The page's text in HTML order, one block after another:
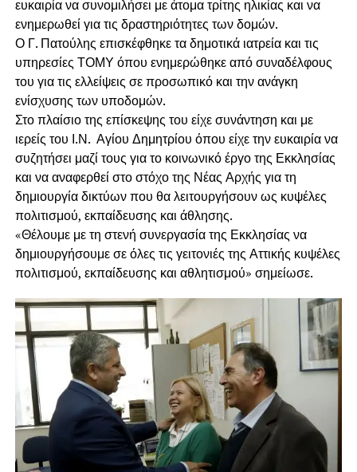
ευκαιρία να συνομιλήσει με άτομα τρίτης ηλικίας και να
ενημερωθεί για τις δραστηριότητες των δομών.
Ο Γ. Πατούλης επισκέφθηκε τα δημοτικά ιατρεία και τις
υπηρεσίες ΤΟΜΥ όπου ενημερώθηκε από συναδέλφους
του για τις ελλείψεις σε προσωπικό και την ανάγκη
ενίσχυσης των υποδομών.
Στο πλαίσιο της επίσκεψης του είχε συνάντηση και με
ιερείς του Ι.Ν. Αγίου Δημητρίου όπου είχε την ευκαιρία να
συζητήσει μαζί τους για το κοινωνικό έργο της Εκκλησίας
και να αναφερθεί στο στόχο της Νέας Αρχής για τη
δημιουργία δικτύων που θα λειτουργήσουν ως κυψέλες
πολιτισμού, εκπαίδευσης και άθλησης.
«Θέλουμε με τη στενή συνεργασία της Εκκλησίας να
δημιουργήσουμε σε όλες τις γειτονιές της Αττικής κυψέλες
πολιτισμού, εκπαίδευσης και αθλητισμού» σημείωσε.